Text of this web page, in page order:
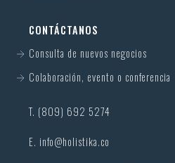
CONTÁCTANOS
Consulta de nuevos negocios
Colaboración, evento o conferencia
T. (809) 692 5274
E. info@holistika.co